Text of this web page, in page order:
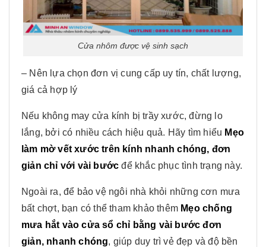
Cửa nhôm được vệ sinh sạch
– Nên lựa chọn đơn vị cung cấp uy tín, chất lượng,
giá cả hợp lý
Nếu không may cửa kính bị trầy xước, đừng lo
lắng, bởi có nhiều cách hiệu quả. Hãy tìm hiểu Mẹo
làm mờ vết xước trên kính nhanh chóng, đơn
giản chỉ với vài bước để khắc phục tình trạng này.
Ngoài ra, để bảo vệ ngôi nhà khỏi những cơn mưa
bất chợt, bạn có thể tham khảo thêm Mẹo chống
mưa hắt vào cửa sổ chỉ bằng vài bước đơn
giản, nhanh chóng, giúp duy trì vẻ đẹp và độ bền